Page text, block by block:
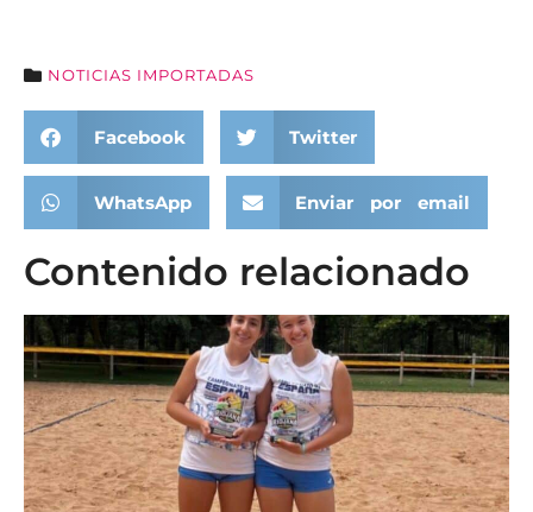
NOTICIAS IMPORTADAS
Facebook Twitter
WhatsApp Enviar por email
Contenido relacionado